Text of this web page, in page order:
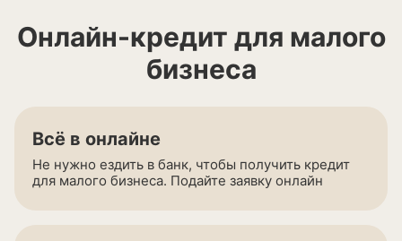
Онлайн-кредит для малого
бизнеса
Всё в онлайне
Не нужно ездить в банк, чтобы получить кредит
для малого бизнеса. Подайте заявку онлайн